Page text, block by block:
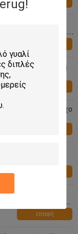
ήχο γυαλιού/τη
-
οριζόντιους ήχο
ύφος
σύστασης
παραθύρων
επαφή